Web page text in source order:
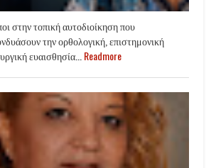
στην τοπική αυτοδιοίκηση που
την ορθολογική, επιστημονική
ευαισθησία... Readmore